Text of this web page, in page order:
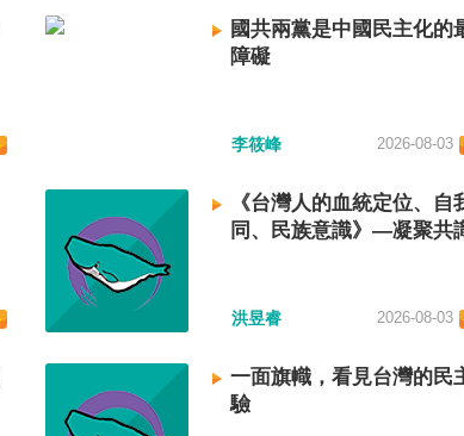
國共兩黨是中國民主化的
障礙
李筱峰 2026-08-03
《台灣人的血統定位、自
同、民族意識》—凝聚共
洪昱睿 2026-08-03
一面旗幟，看見台灣的民
驗